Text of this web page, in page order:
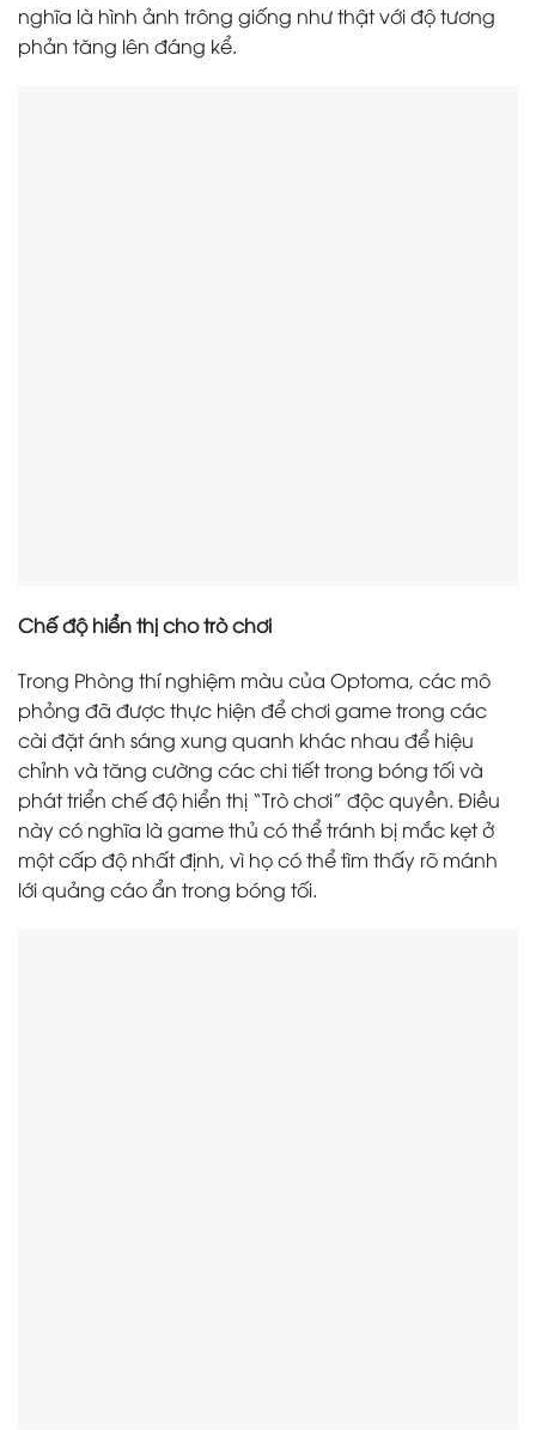
nghĩa là hình ảnh trông giống như thật với độ tương
phản tăng lên đáng kể.
Chế độ hiển thị cho trò chơi
Trong Phòng thí nghiệm màu của Optoma, các mô
phỏng đã được thực hiện để chơi game trong các
cài đặt ánh sáng xung quanh khác nhau để hiệu
chỉnh và tăng cường các chi tiết trong bóng tối và
phát triển chế độ hiển thị “Trò chơi” độc quyền. Điều
này có nghĩa là game thủ có thể tránh bị mắc kẹt ở
một cấp độ nhất định, vì họ có thể tìm thấy rõ mánh
lới quảng cáo ẩn trong bóng tối.